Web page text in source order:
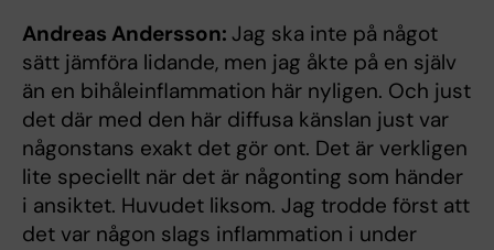
Andreas Andersson: Jag ska inte på något
sätt jämföra lidande, men jag åkte på en själv
än en bihåleinflammation här nyligen. Och just
det där med den här diffusa känslan just var
någonstans exakt det gör ont. Det är verkligen
lite speciellt när det är någonting som händer
i ansiktet. Huvudet liksom. Jag trodde först att
det var någon slags inflammation i under